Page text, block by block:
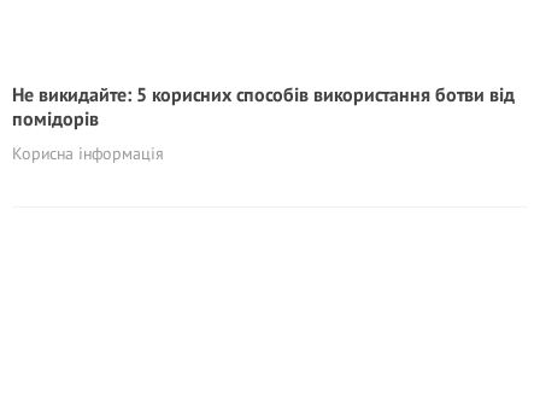
Не викидайте: 5 корисних способів використання ботви від
помідорів
Корисна інформація